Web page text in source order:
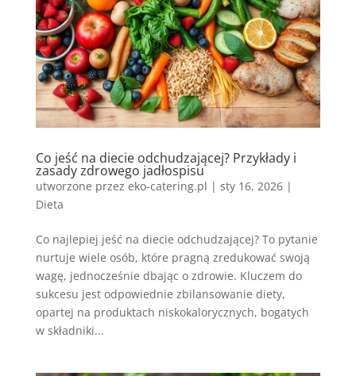
Co jeść na diecie odchudzającej? Przykłady i
zasady zdrowego jadłospisu
utworzone przez eko-catering.pl | sty 16, 2026|
Dieta
Co najlepiej jeść na diecie odchudzającej? To pytanie
nurtuje wiele osób, które pragną zredukować swoją
wagę, jednocześnie dbając o zdrowie. Kluczem do
sukcesu jest odpowiednie zbilansowanie diety,
opartej na produktach niskokalorycznych, bogatych
w składniki...